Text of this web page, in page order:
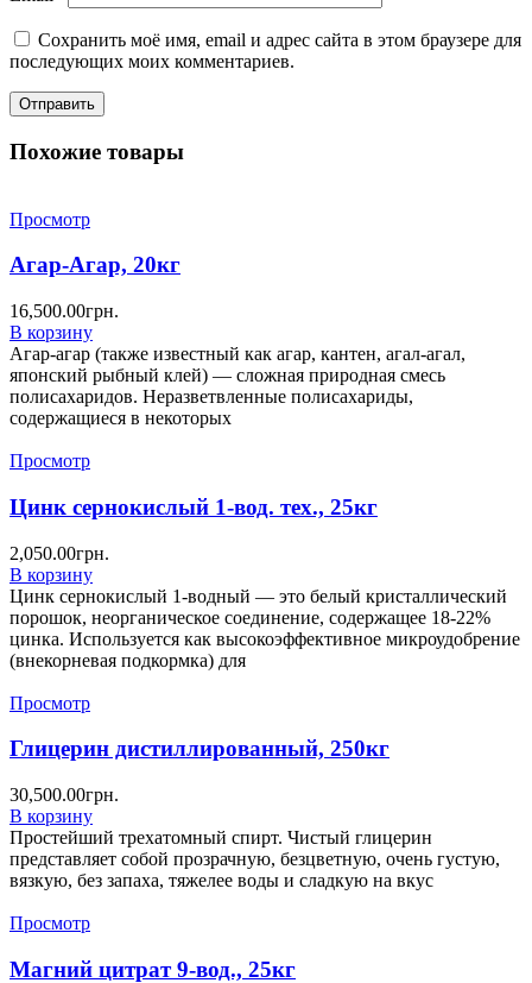
Сохранить моё имя, email и адрес сайта в этом браузере для
последующих моих комментариев.
Похожие товары
Просмотр
Агар-Агар, 20кг
16,500.00грн.
В корзину
Агар-агар (также известный как агар, кантен, агал-агал,
японский рыбный клей) — сложная природная смесь
полисахаридов. Неразветвленные полисахариды,
содержащиеся в некоторых
Просмотр
Цинк сернокислый 1-вод. тех., 25кг
2,050.00грн.
В корзину
Цинк сернокислый 1-водный — это белый кристаллический
порошок, неорганическое соединение, содержащее 18-22%
цинка. Используется как высокоэффективное микроудобрение
(внекорневая подкормка) для
Просмотр
Глицерин дистиллированный, 250кг
30,500.00грн.
В корзину
Простейший трехатомный спирт. Чистый глицерин
представляет собой прозрачную, безцветную, очень густую,
вязкую, без запаха, тяжелее воды и сладкую на вкус
Просмотр
Магний цитрат 9-вод., 25кг